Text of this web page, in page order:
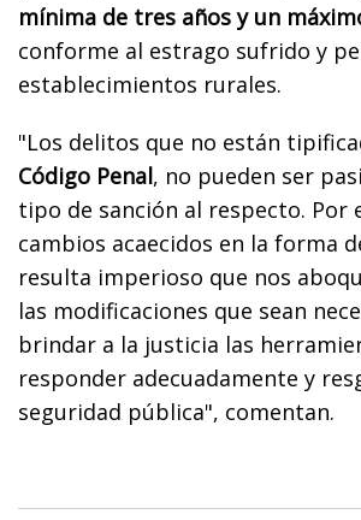
mínima de tres años y un
conforme al estrago sufrido y
establecimientos rurales.
"Los delitos que no están
Código Penal, no pueden ser
tipo de sanción al respecto. Por
cambios acaecidos en la forma
resulta imperioso que nos
las modificaciones que sean
brindar a la justicia las
responder adecuadamente y
seguridad pública", comentan.